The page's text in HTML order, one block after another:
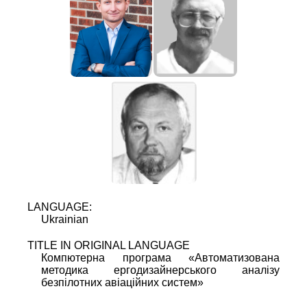
LANGUAGE:
Ukrainian
TITLE IN ORIGINAL LANGUAGE
Компютерна програма «Автоматизована
методика ергодизайнерського аналізу
безпілотних авіаційних систем»